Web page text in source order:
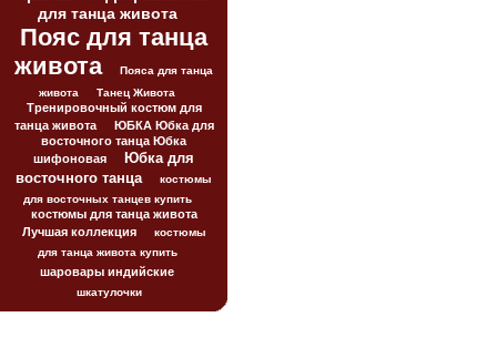
для танца живота
Пояс для танца
живота
Пояса для танца
живота
Танец Живота
Тренировочный костюм для
танца живота
ЮБКА Юбка для
восточного танца Юбка
шифоновая
Юбка для
восточного танца
костюмы
для восточных танцев купить
костюмы для танца живота
Лучшая коллекция
костюмы
для танца живота купить
шаровары индийские
шкатулочки